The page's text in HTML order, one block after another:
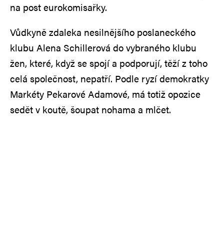
na post eurokomisařky.
Vůdkyně zdaleka nesilnějšího poslaneckého
klubu Alena Schillerová do vybraného klubu
žen, které, když se spojí a podporují, těží z toho
celá společnost, nepatří. Podle ryzí demokratky
Markéty Pekarové Adamové, má totiž opozice
sedět v koutě, šoupat nohama a mlčet.